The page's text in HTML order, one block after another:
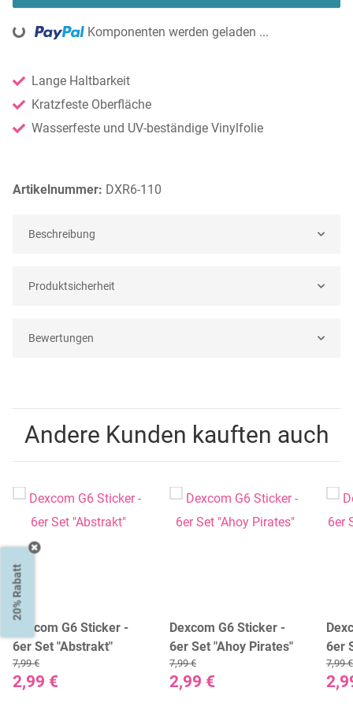
Artikelnummer: DXR6-110
Lange Haltbarkeit
Kratzfeste Oberfläche
Wasserfeste und UV-beständige Vinylfolie
Komponenten werden geladen ...
Beschreibung
Produktsicherheit
Bewertungen
Andere Kunden kauften auch
Dexcom G6 Sticker -
6er Set "Abstrakt"
2,99 €
7,99 €
Dexcom G6 Sticker -
6er Set "Ahoy Pirates"
2,99 €
7,99 €
6er
7,99 €
20% Rabatt